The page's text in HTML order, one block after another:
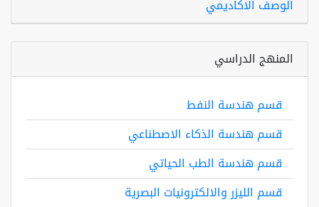
الوصف الاكاديمي
المنهج الدراسي
قسم هندسة النفط
قسم هندسة الذكاء الاصطناعي
قسم هندسة الطب الحياتي
قسم الليزر والالكترونيات البصرية